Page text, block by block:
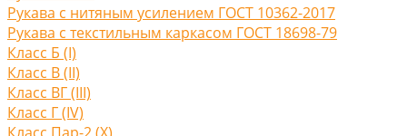
Рукава с нитяным усилением ГОСТ 10362-2017
Рукава с текстильным каркасом ГОСТ 18698-79
Класс Б (I)
Класс В (II)
Класс ВГ (III)
Класс Г (IV)